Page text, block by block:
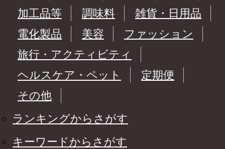
加工品等
調味料
雑貨・日用品
電化製品
美容
ファッション
旅行・アクティビティ
ヘルスケア・ペット
定期便
その他
ランキングからさがす
キーワードからさがす